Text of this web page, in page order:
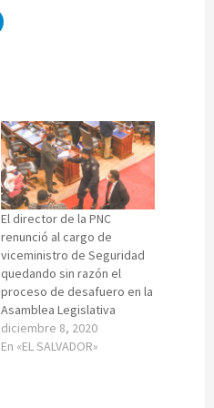
El director de la PNC
renunció al cargo de
viceministro de Seguridad
quedando sin razón el
proceso de desafuero en la
Asamblea Legislativa
diciembre 8, 2020
En «EL SALVADOR»